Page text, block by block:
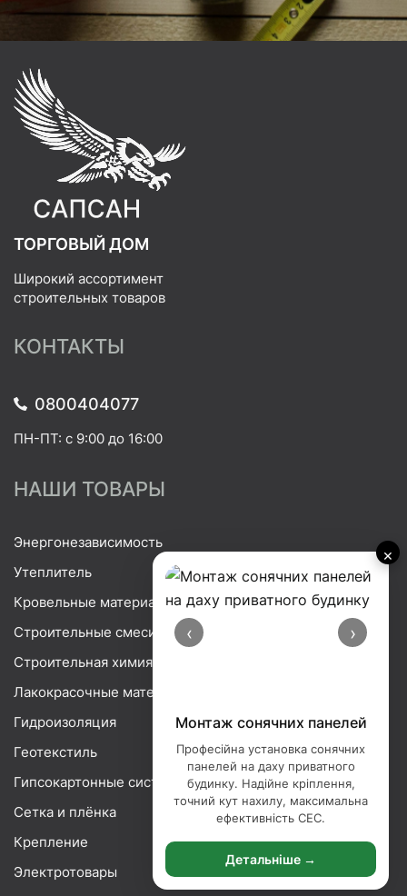
×
‹ ›
Монтаж сонячних панелей
Професійна установка сонячних
панелей на даху приватного
будинку. Надійне кріплення,
точний кут нахилу, максимальна
ефективність СЕС.
Детальніше →
ТОРГОВЫЙ ДОМ
Широкий ассортимент
строительных товаров
КОНТАКТЫ
0800404077
ПН-ПТ: с 9:00 до 16:00
НАШИ ТОВАРЫ
Энергонезависимость
Утеплитель
Кровельные материалы
Строительные смеси
Строительная химия
Лакокрасочные материалы
Гидроизоляция
Геотекстиль
Гипсокартонные системы
Сетка и плёнка
Крепление
Электротовары